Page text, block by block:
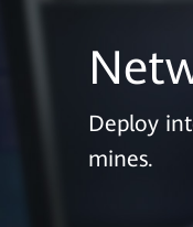
Deploy
mines.